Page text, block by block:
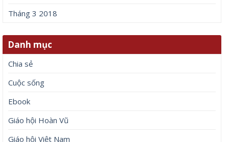
Tháng 3 2018
Danh mục
Chia sẻ
Cuộc sống
Ebook
Giáo hội Hoàn Vũ
Giáo hội Việt Nam